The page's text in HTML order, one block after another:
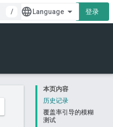
/
登录
本页内容
历史记录
覆盖率引导的模糊
测试